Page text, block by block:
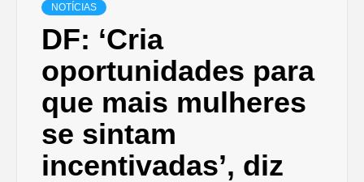
NOTÍCIAS
DF: ‘Cria
oportunidades para
que mais mulheres
se sintam
incentivadas’, diz